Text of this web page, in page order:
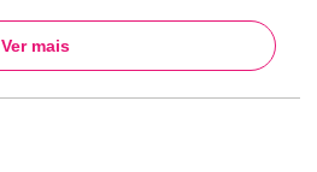
Ver mais